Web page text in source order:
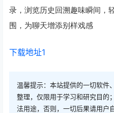
录，浏览历史回溯趣味瞬间，
围，为聊天增添别样戏感
下载地址1
温馨提示：本站提供的一切软件
整理，仅限用于学习和研究目的
法用途，否则，一切后果请用户